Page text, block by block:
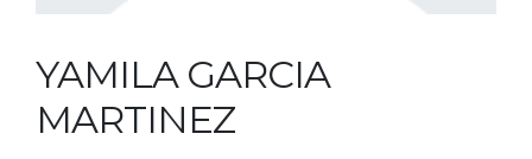
YAMILA GARCIA
MARTINEZ